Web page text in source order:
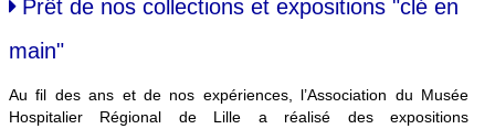
Prêt de nos collections et expositions "clé en
main"
Au fil des ans et de nos expériences, l’Association du Musée
Hospitalier Régional de Lille a réalisé des expositions